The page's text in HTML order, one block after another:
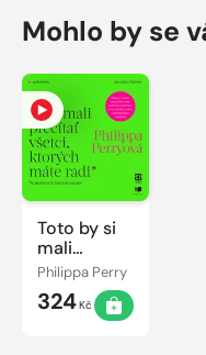
Mohlo by se
Toto by si
mali
prečítať
všetci,
ktorých
máte radi
Philippa Perry
324Kč